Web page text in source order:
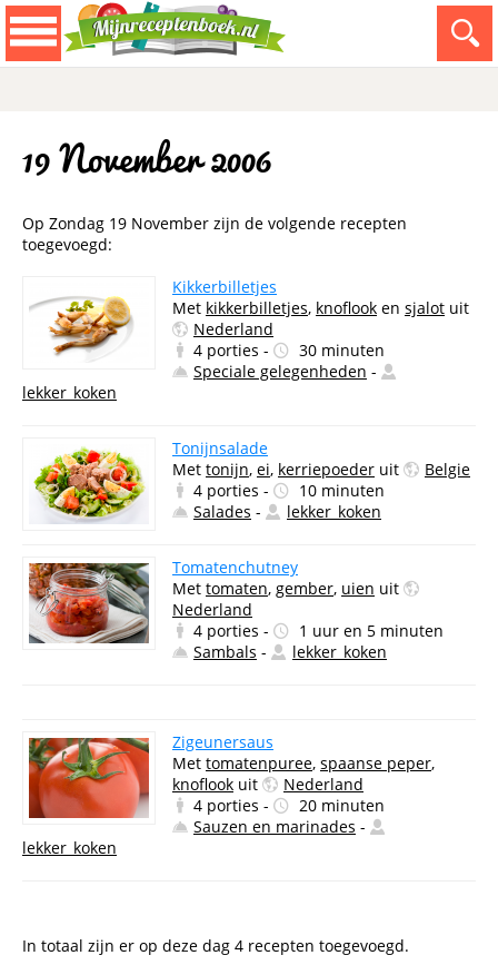
19 November 2006
Op Zondag 19 November zijn de volgende recepten
toegevoegd:
Kikkerbilletjes
Met kikkerbilletjes, knoflook en sjalot uit
Nederland
4 porties -
30 minuten
Speciale gelegenheden -
lekker_koken
Tonijnsalade
Met tonijn, ei, kerriepoeder uit
Belgie
4 porties -
10 minuten
Salades - lekker_koken
Tomatenchutney
Met tomaten, gember, uien uit
Nederland
4 porties -
1 uur en 5 minuten
Sambals - lekker_koken
Zigeunersaus
Met tomatenpuree, spaanse peper,
knoflook uit
Nederland
4 porties -
20 minuten
Sauzen en marinades -
lekker_koken
In totaal zijn er op deze dag 4 recepten toegevoegd.